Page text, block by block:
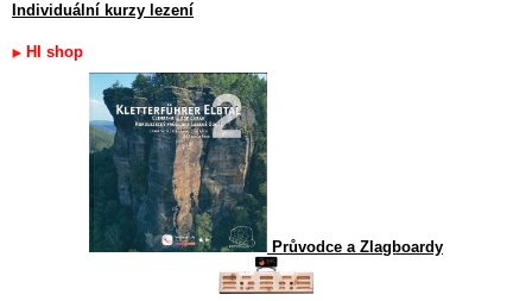
Individuální kurzy lezení
HI shop
Průvodce a Zlagboardy